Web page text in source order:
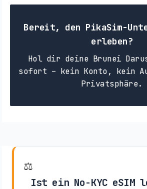
Bereit, den PikaSim-
erleben?
Hol dir deine Brunei
sofort – kein Konto, kein
Privatsphäre.
⚖️
Ist ein No-KYC eSIM